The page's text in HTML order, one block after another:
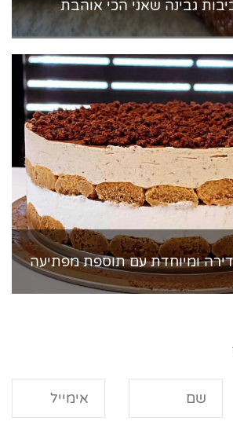
גבינה שאני הכי אוהבת
ומיוחדת עם תוספת מפתיעה